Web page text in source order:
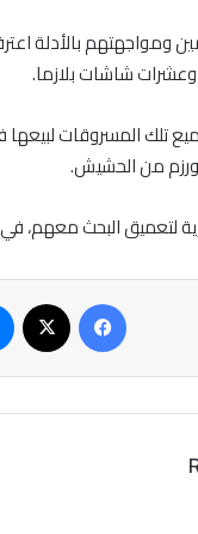
ومواجهتهم بالأدلة
تلك المسروقات
ورزم من الحشيش.
لتعميق البحث معهم،